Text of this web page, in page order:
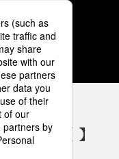
5
アカウント